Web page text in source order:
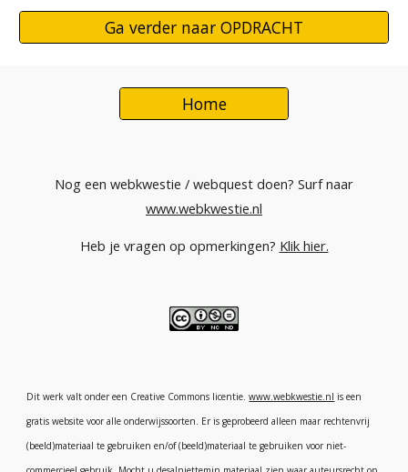
Ga verder naar OPDRACHT
Home
Nog een webkwestie / webquest doen? Surf naar
www.webkwestie.nl
Heb je vragen op opmerkingen? Klik hier.
Dit werk valt onder een Creative Commons licentie.www.webkwestie.nl is een
gratis website voor alle onderwijssoorten. Er is geprobeerd alleen maar rechtenvrij
(beeld)materiaal te gebruiken en/of (beeld)materiaal te gebruiken voor niet-